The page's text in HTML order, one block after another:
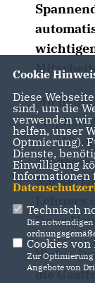
Mit
Stephan
und
Nacke,
Dana
Vielen
die
Cookie
Diese
sind, um die
verwenden
helfen, unser
Optmierung).
Dienste,
Einwilligung
Informationen
Technisch
Die
Cookies
Zur Optimierung
Angebote von